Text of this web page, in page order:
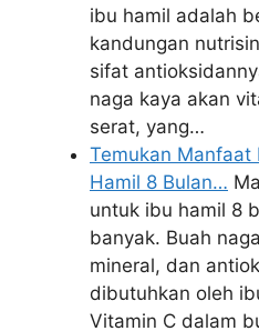
ibu hamil adalah
kandungan
sifat
naga kaya akan
serat, yang…
Temukan Manfaat
Hamil 8 Bulan…
untuk ibu hamil 8
banyak. Buah
mineral, dan
dibutuhkan oleh
Vitamin C dalam